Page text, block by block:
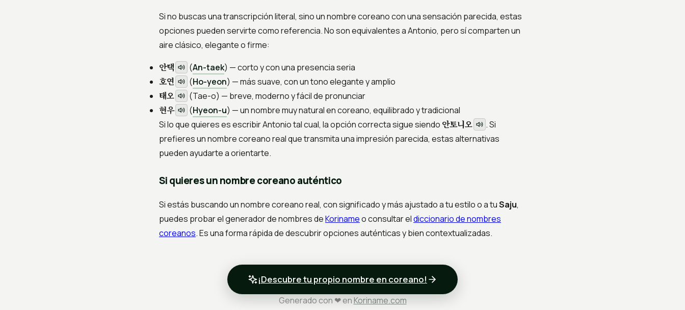
Si no buscas una transcripción literal, sino un nombre coreano con una sensación parecida, estas
opciones pueden servirte como referencia. No son equivalentes a Antonio, pero sí comparten un
aire clásico, elegante o firme:
안택 (An-taek) — corto y con una presencia seria
호연 (Ho-yeon) — más suave, con un tono elegante y amplio
태오 (Tae-o) — breve, moderno y fácil de pronunciar
현우 (Hyeon-u) — un nombre muy natural en coreano, equilibrado y tradicional
Si lo que quieres es escribir Antonio tal cual, la opción correcta sigue siendo 안토니오
. Si
prefieres un nombre coreano real que transmita una impresión parecida, estas alternativas
pueden ayudarte a orientarte.
Si quieres un nombre coreano auténtico
Si estás buscando un nombre coreano real, con significado y más ajustado a tu estilo o a tuSaju,
puedes probar el generador de nombres deKorinameo consultar eldiccionario de nombres
coreanos. Es una forma rápida de descubrir opciones auténticas y bien contextualizadas.
¡Descubre tu propio nombre en coreano!
Generado con ❤ en Koriname.com